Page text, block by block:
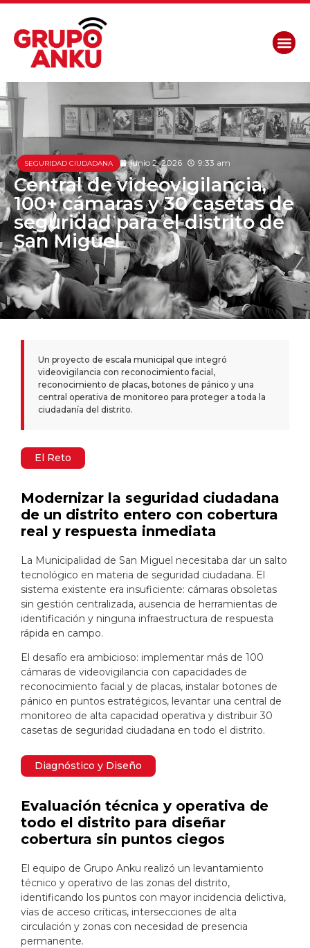
SEGURIDAD CIUDADANA junio 2, 2026 9:33 am
Central de videovigilancia,
100+ cámaras y 30 casetas de
seguridad para el distrito de
San Miguel
Un proyecto de escala municipal que integró
videovigilancia con reconocimiento facial,
reconocimiento de placas, botones de pánico y una
central operativa de monitoreo para proteger a toda la
ciudadanía del distrito.
El Reto
Modernizar la seguridad ciudadana
de un distrito entero con cobertura
real y respuesta inmediata
La Municipalidad de San Miguel necesitaba dar un salto
tecnológico en materia de seguridad ciudadana. El
sistema existente era insuficiente: cámaras obsoletas
sin gestión centralizada, ausencia de herramientas de
identificación y ninguna infraestructura de respuesta
rápida en campo.
El desafío era ambicioso: implementar más de 100
cámaras de videovigilancia con capacidades de
reconocimiento facial y de placas, instalar botones de
pánico en puntos estratégicos, levantar una central de
monitoreo de alta capacidad operativa y distribuir 30
casetas de seguridad ciudadana en todo el distrito.
Diagnóstico y Diseño
Evaluación técnica y operativa de
todo el distrito para diseñar
cobertura sin puntos ciegos
El equipo de Grupo Anku realizó un levantamiento
técnico y operativo de las zonas del distrito,
identificando los puntos con mayor incidencia delictiva,
vías de acceso críticas, intersecciones de alta
circulación y zonas con necesidad de presencia
permanente.